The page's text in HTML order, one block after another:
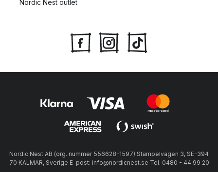
Nordic Nest outlet
Nordic Nest AB (org. nummer 556628-1597) Stämpelvägen 3, SE-394
70 KALMAR, Sverige E-post: info@nordicnest.se Tel. 0480 - 44 99 20